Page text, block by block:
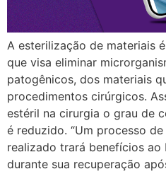
A esterilização de materiais
que visa eliminar
patogênicos, dos materiais
procedimentos cirúrgicos.
estéril na cirurgia o grau de
é reduzido. “Um processo
realizado trará benefícios ao
durante sua recuperação